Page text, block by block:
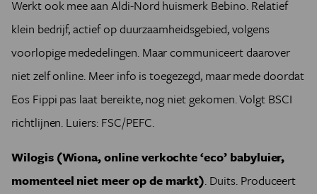
Werkt ook mee aan Aldi-Nord huismerk Bebino. Relatief
klein bedrijf, actief op duurzaamheidsgebied, volgens
voorlopige mededelingen. Maar communiceert daarover
niet zelf online. Meer info is toegezegd, maar mede doordat
Eos Fippi pas laat bereikte, nog niet gekomen. Volgt BSCI
richtlijnen. Luiers: FSC/PEFC.
Wilogis (Wiona, online verkochte ‘eco’ babyluier,
momenteel niet meer op de markt). Duits. Produceert